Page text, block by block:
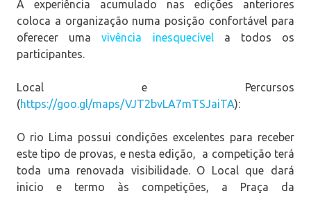
A experiência acumulado nas edições anteriores
coloca a organização numa posição confortável para
oferecer umavivência inesquecível a todos os
participantes.
Local e Percursos
(https://goo.gl/maps/VJT2bvLA7mTSJaiTA):
O rio Lima possui condições excelentes para receber
este tipo de provas, e nesta edição, a competição terá
toda uma renovada visibilidade. O Local que dará
inicio e termo às competições, a Praça da